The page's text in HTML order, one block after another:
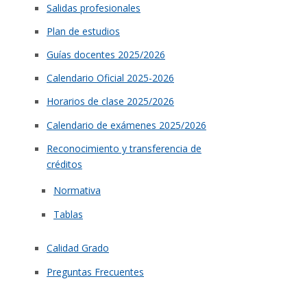
Salidas profesionales
Plan de estudios
Guías docentes 2025/2026
Calendario Oficial 2025-2026
Horarios de clase 2025/2026
Calendario de exámenes 2025/2026
Reconocimiento y transferencia de
créditos
Normativa
Tablas
Calidad Grado
Preguntas Frecuentes